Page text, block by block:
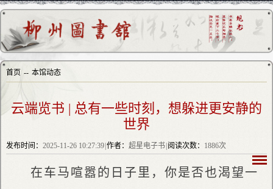
首页 -- 本馆动态
云端览书 | 总有一些时刻，想躲进更安静的
世界
发布时间： 2025-11-26 10:27:39|作者： 超星电子书|阅读次数： 1886次
在车马喧嚣的日子里，你是否也渴望一